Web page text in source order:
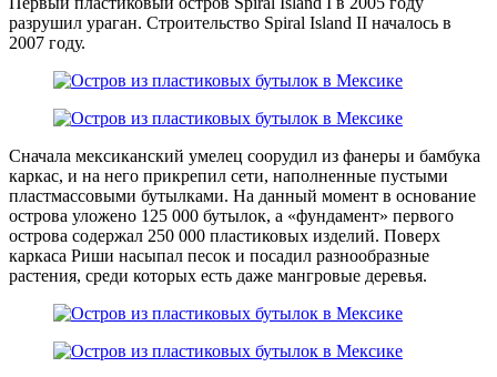
разрушил ураган. Строительство Spiral Island II началось в
2007 году.
Сначала мексиканский умелец соорудил из фанеры и бамбука
каркас, и на него прикрепил сети, наполненные пустыми
пластмассовыми бутылками. На данный момент в основание
острова уложено 125 000 бутылок, а «фундамент» первого
острова содержал 250 000 пластиковых изделий. Поверх
каркаса Риши насыпал песок и посадил разнообразные
растения, среди которых есть даже мангровые деревья.